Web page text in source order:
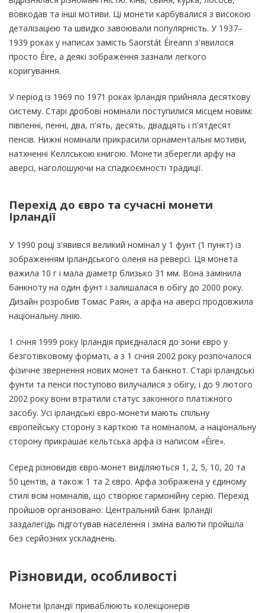
вовкодав та інші мотиви. Ці монети карбувалися з високою
деталізацією та швидко завоювали популярність. У 1937–
1939 роках у написах замість Saorstát Éireann з'явилося
просто Éire, а деякі зображення зазнали легкого
коригування.
У період із 1969 по 1971 роках Ірландія прийняла десяткову
систему. Старі дробові номінали поступилися місцем новим:
півпенні, пенні, два, п'ять, десять, двадцять і п'ятдесят
пенсів. Нижні номінали прикрасили орнаментальні мотиви,
натхненні Келлською книгою. Монети зберегли арфу на
аверсі, наголошуючи на спадкоємності традиції.
Перехід до євро та сучасні монети
Ірландії
У 1990 році з'явився великий номінал у 1 фунт (1 пункт) із
зображенням ірландського оленя на реверсі. Ця монета
важила 10 г і мала діаметр близько 31 мм. Вона замінила
банкноту на один фунт і залишалася в обігу до 2000 року.
Дизайн розробив Томас Раян, а арфа на аверсі продовжила
національну лінію.
1 січня 1999 року Ірландія приєдналася до зони євро у
безготівковому форматі, а з 1 січня 2002 року розпочалося
фізичне звернення нових монет та банкнот. Старі ірландські
фунти та пенси поступово вилучалися з обігу, і до 9 лютого
2002 року вони втратили статус законного платіжного
засобу. Усі ірландські євро-монети мають спільну
європейську сторону з карткою та номіналом, а національну
сторону прикрашає кельтська арфа із написом «Éire».
Серед різновидів євро-монет виділяються 1, 2, 5, 10, 20 та
50 центів, а також 1 та 2 євро. Арфа зображена у єдиному
стилі всім номіналів, що створює гармонійну серію. Перехід
пройшов організовано: Центральний банк Ірландії
заздалегідь підготував населення і зміна валюти пройшла
без серйозних ускладнень.
Різновиди, особливості
Монети Ірландії приваблюють колекціонерів